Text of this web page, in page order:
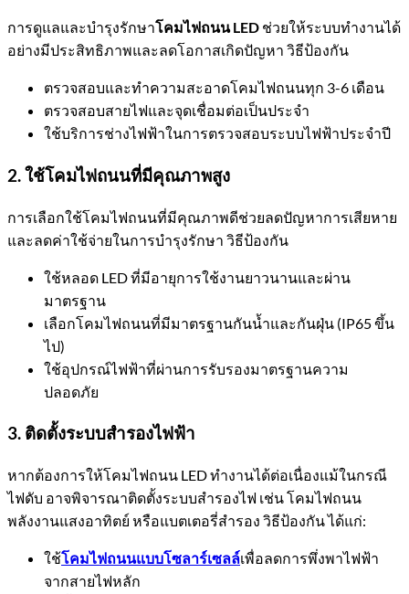
การดูแลและบำรุงรักษาโคมไฟถนน LED ช่วยให้ระบบทำงานได้
อย่างมีประสิทธิภาพและลดโอกาสเกิดปัญหา วิธีป้องกัน
ตรวจสอบและทำความสะอาดโคมไฟถนนทุก 3-6 เดือน
ตรวจสอบสายไฟและจุดเชื่อมต่อเป็นประจำ
ใช้บริการช่างไฟฟ้าในการตรวจสอบระบบไฟฟ้าประจำปี
2. ใช้โคมไฟถนนที่มีคุณภาพสูง
การเลือกใช้โคมไฟถนนที่มีคุณภาพดีช่วยลดปัญหาการเสียหาย
และลดค่าใช้จ่ายในการบำรุงรักษา วิธีป้องกัน
ใช้หลอด LED ที่มีอายุการใช้งานยาวนานและผ่าน
มาตรฐาน
เลือกโคมไฟถนนที่มีมาตรฐานกันน้ำและกันฝุ่น (IP65 ขึ้น
ไป)
ใช้อุปกรณ์ไฟฟ้าที่ผ่านการรับรองมาตรฐานความ
ปลอดภัย
3. ติดตั้งระบบสำรองไฟฟ้า
หากต้องการให้โคมไฟถนน LED ทำงานได้ต่อเนื่องแม้ในกรณี
ไฟดับ อาจพิจารณาติดตั้งระบบสำรองไฟ เช่น โคมไฟถนน
พลังงานแสงอาทิตย์ หรือแบตเตอรี่สำรอง วิธีป้องกัน ได้แก่:
ใช้โคมไฟถนนแบบโซลาร์เซลล์เพื่อลดการพึ่งพาไฟฟ้า
จากสายไฟหลัก